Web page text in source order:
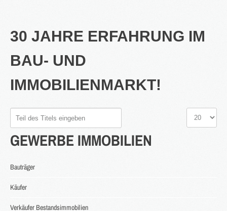
2016
Neubau Immobilien
Denkmal Immobilien
Ausland Immobilien
30 JAHRE ERFAHRUNG IM
BAU- UND
IMMOBILIENMARKT!
Titels
eingeben
Anzeige
GEWERBE IMMOBILIEN
Bauträger
Käufer
Verkäufer Bestandsimmobilien